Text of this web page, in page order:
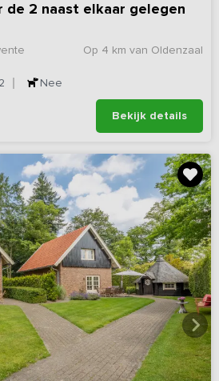
de 2 naast elkaar gelegen
Op 4 km van Oldenzaal
2 Nee
Bekijk details